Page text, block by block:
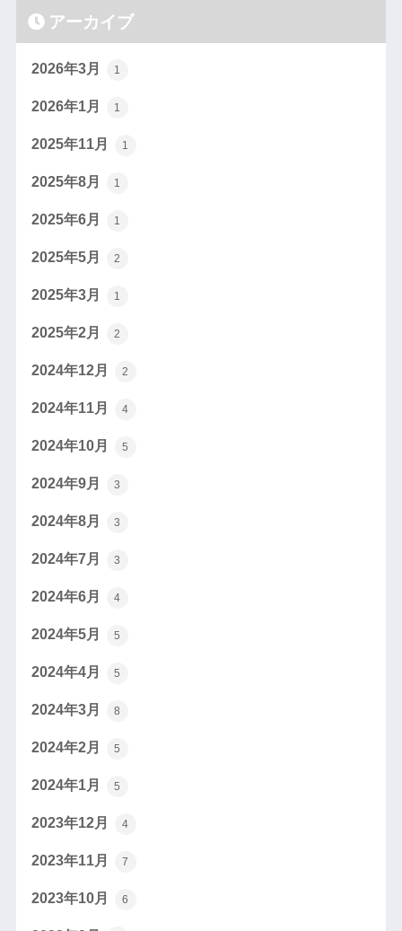
アーカイブ
2026年3月 1
2026年1月 1
2025年11月 1
2025年8月 1
2025年6月 1
2025年5月 2
2025年3月 1
2025年2月 2
2024年12月 2
2024年11月 4
2024年10月 5
2024年9月 3
2024年8月 3
2024年7月 3
2024年6月 4
2024年5月 5
2024年4月 5
2024年3月 8
2024年2月 5
2024年1月 5
2023年12月 4
2023年11月 7
2023年10月 6